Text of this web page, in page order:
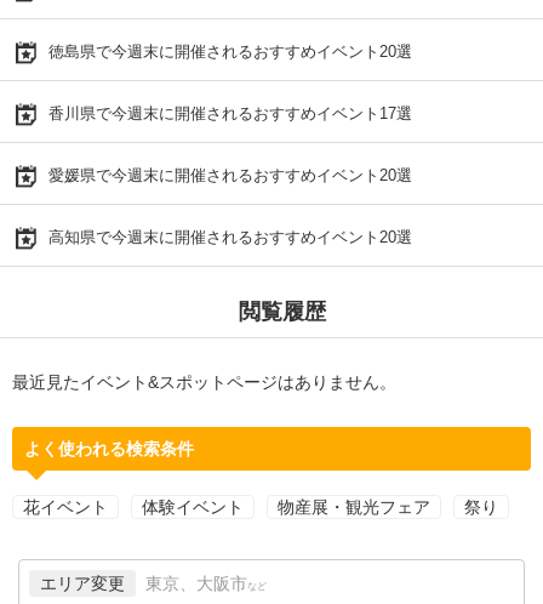
徳島県で今週末に開催されるおすすめイベント20選
香川県で今週末に開催されるおすすめイベント17選
愛媛県で今週末に開催されるおすすめイベント20選
高知県で今週末に開催されるおすすめイベント20選
閲覧履歴
最近見たイベント&スポットページはありません。
よく使われる検索条件
花イベント 体験イベント 物産展・観光フェア 祭り
エリア変更 東京、大阪市 など